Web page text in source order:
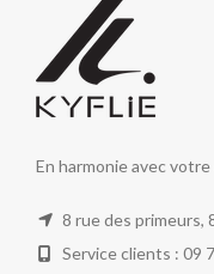
En harmonie avec votre
8 rue des primeurs,
Service clients : 09